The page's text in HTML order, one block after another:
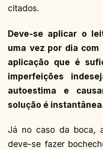
citados.
Deve-se aplicar o
uma vez por dia com
aplicação que é
imperfeições
autoestima e
solução é
Já no caso da boca,
deve-se fazer